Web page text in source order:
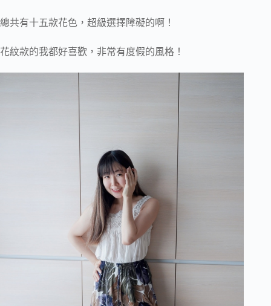
總共有十五款花色，超級選擇障礙的啊！
花紋款的我都好喜歡，非常有度假的風格！